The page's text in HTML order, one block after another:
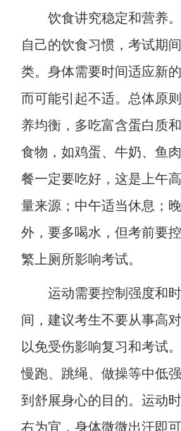
饮食讲究稳定和营养
自己的饮食习惯，考试期
类。身体需要时间适应新
而可能引起不适。总体原
养均衡，多吃富含蛋白质
食物，如鸡蛋、牛奶、鱼
餐一定要吃好，这是上午
量来源；中午适当休息；
外，要多喝水，但考前要
繁上厕所影响考试。
运动需要控制强度和
间，建议考生不要从事高
以免受伤影响复习和考试
慢跑、跳绳、做操等中低
到舒展身心的目的。运动
右为宜，身体微微出汗即